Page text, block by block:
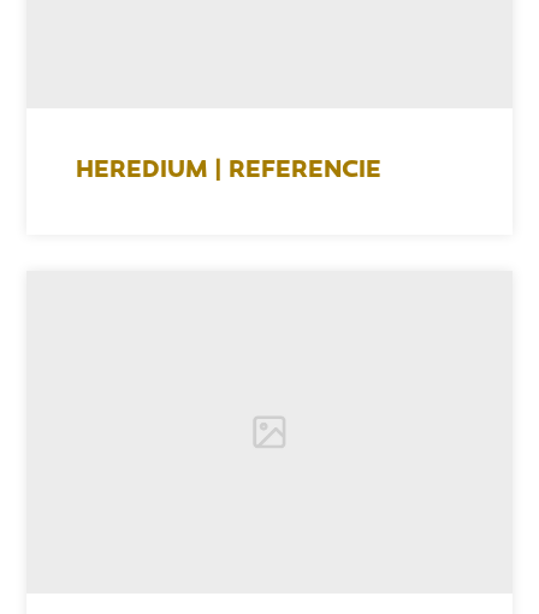
HEREDIUM | REFERENCIE